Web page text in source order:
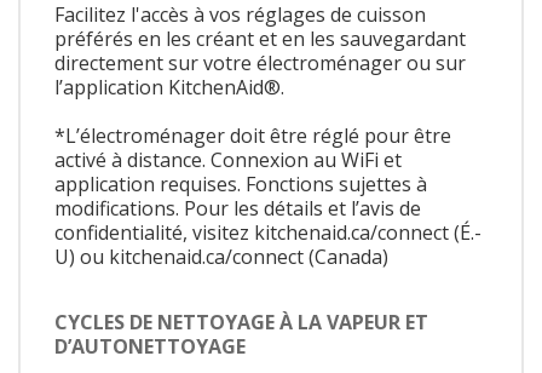
Facilitez l'accès à vos réglages de cuisson
préférés en les créant et en les sauvegardant
directement sur votre électroménager ou sur
l’application KitchenAid®.
*L’électroménager doit être réglé pour être
activé à distance. Connexion au WiFi et
application requises. Fonctions sujettes à
modifications. Pour les détails et l’avis de
confidentialité, visitez kitchenaid.ca/connect (É.-
U) ou kitchenaid.ca/connect (Canada)
CYCLES DE NETTOYAGE À LA VAPEUR ET
D’AUTONETTOYAGE